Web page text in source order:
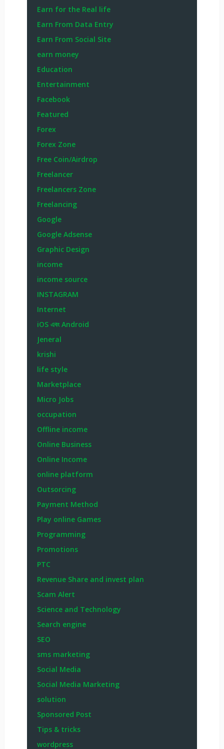
Earn for the Real life
Earn From Data Entry
Earn From Social Site
earn money
Education
Entertainment
Facebook
Featured
Forex
Forex Zone
Free Coin/Airdrop
Freelancer
Freelancers Zone
Freelancing
Google
Google Adsense
Graphic Design
income
income source
INSTAGRAM
Internet
iOS এবং Android
Jeneral
krishi
life style
Marketplace
Micro Jobs
occupation
Offline income
Online Business
Online Income
online platform
Outsorcing
Payment Method
Play online Games
Programming
Promotions
PTC
Revenue Share and invest plan
Scam Alert
Science and Technology
Search engine
SEO
sms marketing
Social Media
Social Media Marketing
solution
Sponsored Post
Tips & tricks
wordpress